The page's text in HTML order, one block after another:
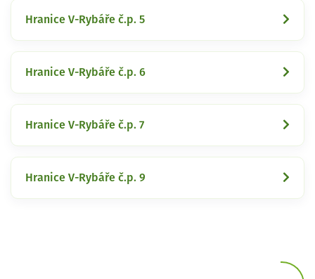
Hranice V-Rybáře č.p. 5
Hranice V-Rybáře č.p. 6
Hranice V-Rybáře č.p. 7
Hranice V-Rybáře č.p. 9